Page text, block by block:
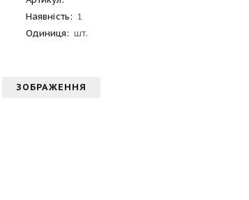
Наявність: 1
Одиниця: шт.
ЗОБРАЖЕННЯ